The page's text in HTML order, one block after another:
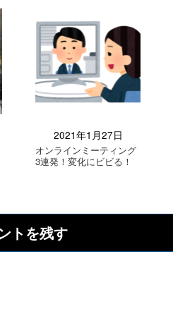
2021年1月27日
オンラインミーティング
3連発！変化にビビる！
トを残す